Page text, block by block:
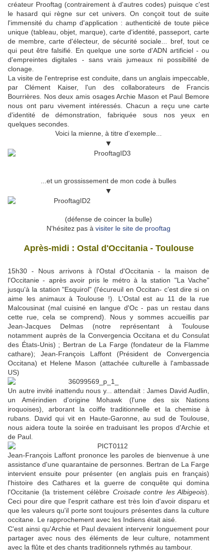
créateur Prooftag (contrairement à d'autres codes) puisque c'est
le hasard qui règne sur cet univers. On conçoit tout de suite
l'immensité du champ d'application : authenticité de toute pièce
unique (tableau, objet, marque), carte d'identité, passeport, carte
de membre, carte d'électeur, de sécurité sociale... bref, tout ce
qui peut être falsifié. En quelque une sorte d'ADN artificiel - ou
d'empreintes digitales - sans vrais jumeaux ni possibilité de
clonage.
La visite de l'entreprise est conduite, dans un anglais impeccable,
par Clément Kaiser, l'un des collaborateurs de Francis
Bourrières. Nos deux amis osages Archie Mason et Paul Bemore
nous ont paru vivement intéressés. Chacun a reçu une carte
d'identité de démonstration, fabriquée sous nos yeux en
quelques secondes.
Voici la mienne, à titre d'exemple...
▼
...et un grossissement de mon code à bulles
▼
(défense de coincer la bulle)
N'hésitez pas à visiter le site de prooftag
Après-midi : Ostal d'Occitania - Toulouse
15h30 - Nous arrivons à l'Ostal d'Occitania - la maison de
l'Occitanie - après avoir pris le métro à la station "La Vache"
jusqu'à la station "Esquirol" (l'écureuil en Occitan- c'est dire si on
aime les animaux à Toulouse !). L'Ostal est au 11 de la rue
Malcousinat (mal cuisiné en langue d'Oc - pas un restau dans
cette rue, cela se comprend). Nous y sommes accueillis par
Jean-Jacques Delmas (notre représentant à Toulouse
notamment auprès de la Convergencia Occitana et du Consulat
des États-Unis) ; Bertran de La Farge (fondateur de la Flamme
cathare); Jean-François Laffont (Président de Convergencia
Occitana) et Helene Mason (attachée culturelle à l'ambassade
US)
Un autre invité inattendu nous y... attendait : James David Audlin,
un Amérindien d'origine Mohawk (l'une des six Nations
iroquoises), arborant la coiffe traditionnelle et la chemise à
rubans. David qui vit en Haute-Garonne, au sud de Toulouse,
nous aidera toute la soirée en traduisant les propos d'Archie et
de Paul.
Jean-François Laffont prononce les paroles de bienvenue à une
assistance d'une quarantaine de personnes. Bertran de La Farge
intervient ensuite pour présenter (en anglais puis en français)
l'histoire des Cathares et la guerre de conquête qui domina
l'Occitanie (la tristement célèbre Croisade contre les Albigeois).
Ceci pour dire que l'esprit cathare est très loin d'avoir disparu et
que les valeurs qu'il porte sont toujours présentes dans la culture
occitane. Le rapprochement avec les Indiens était aisé.
C'est ainsi qu'Archie et Paul devaient intervenir longuement pour
partager avec nous des éléments de leur culture, notamment
avec la flûte et des chants traditionnels rythmés au tambour.